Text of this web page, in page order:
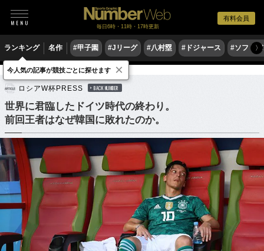
有料会員
毎日6時・11時・17時更新
ランキング 名作 #甲子園 #Jリーグ #八村塁 #ドジャース #ソフト〉
サッカー 海外サッカー
ロシアW杯PRESS BACK NUMBER
世界に君臨したドイツ時代の終わり。
前回王者はなぜ韓国に敗れたのか。
今人気の記事が競技ごとに探せます ×